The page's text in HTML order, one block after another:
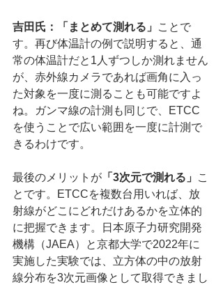
吉田氏：「まとめて測れる」
ことで
す。再び体温計の例で説明すると、通
常の体温計だと1人ずつしか測れません
が、赤外線カメラであれば画角に入っ
た対象を一度に測ることも可能ですよ
ね。ガンマ線の計測も同じで、ETCC
を使うことで広い範囲を一度に計測で
きるわけです。
最後のメリットが 「3次元で測れる」
こ
とです。ETCCを複数台用いれば、放
射線がどこにどれだけあるかを立体的
に把握できます。日本原子力研究開発
機構（JAEA）と京都大学で2022年に
実施した実験では、立方体の中の放射
線分布を3次元画像として取得できまし